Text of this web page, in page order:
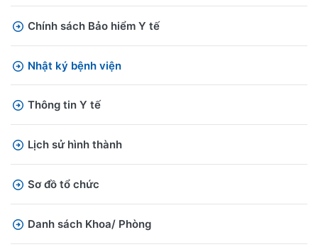
Chính sách Bảo hiểm Y tế
Nhật ký bệnh viện
Thông tin Y tế
Lịch sử hình thành
Sơ đồ tổ chức
Danh sách Khoa/ Phòng